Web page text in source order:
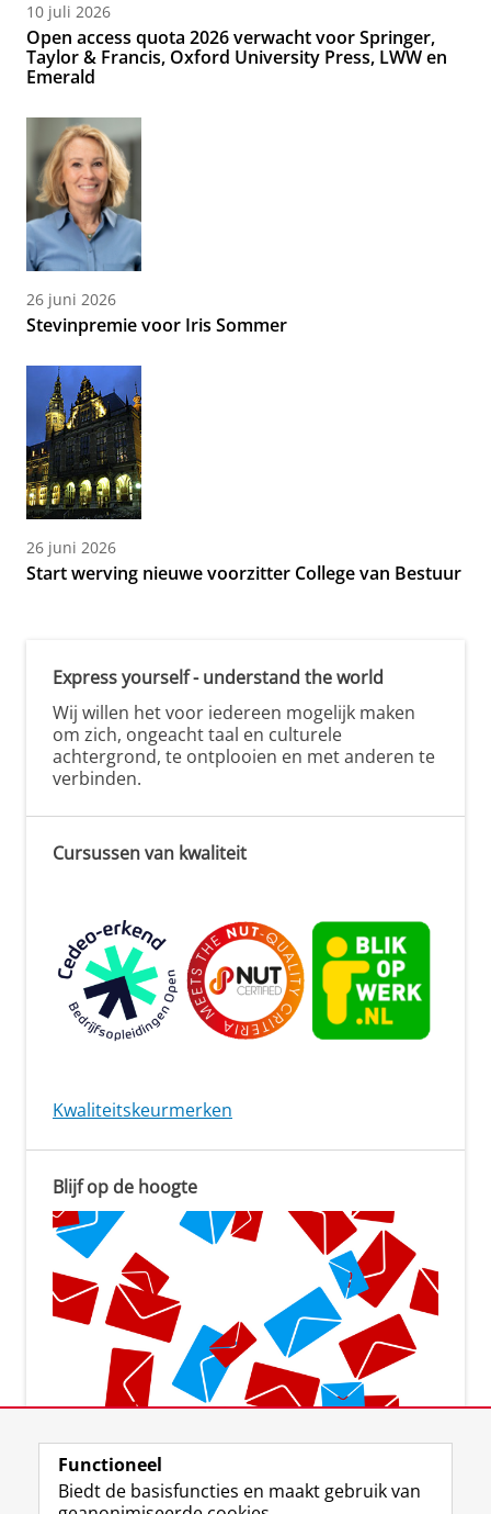
10 juli 2026
Open access quota 2026 verwacht voor Springer,
Taylor & Francis, Oxford University Press, LWW en
Emerald
26 juni 2026
Stevinpremie voor Iris Sommer
26 juni 2026
Start werving nieuwe voorzitter College van Bestuur
Express yourself - understand the world
Wij willen het voor iedereen mogelijk maken
om zich, ongeacht taal en culturele
achtergrond, te ontplooien en met anderen te
verbinden.
Cursussen van kwaliteit
Kwaliteitskeurmerken
Blijf op de hoogte
Aanmelden voor de nieuwsbrief
Functioneel
Biedt de basisfuncties en maakt gebruik van